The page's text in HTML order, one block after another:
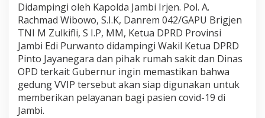
S
u
p
e
r
V
V
I
P
Didampingi oleh Kapolda Jambi Irjen. Pol. A.
Rachmad Wibowo, S.I.K, Danrem 042/GAPU Brigjen
TNI M Zulkifli, S I.P, MM, Ketua DPRD Provinsi
Jambi Edi Purwanto didampingi Wakil Ketua DPRD
Pinto Jayanegara dan pihak rumah sakit dan Dinas
OPD terkait Gubernur ingin memastikan bahwa
gedung VVIP tersebut akan siap digunakan untuk
memberikan pelayanan bagi pasien covid-19 di
Jambi.